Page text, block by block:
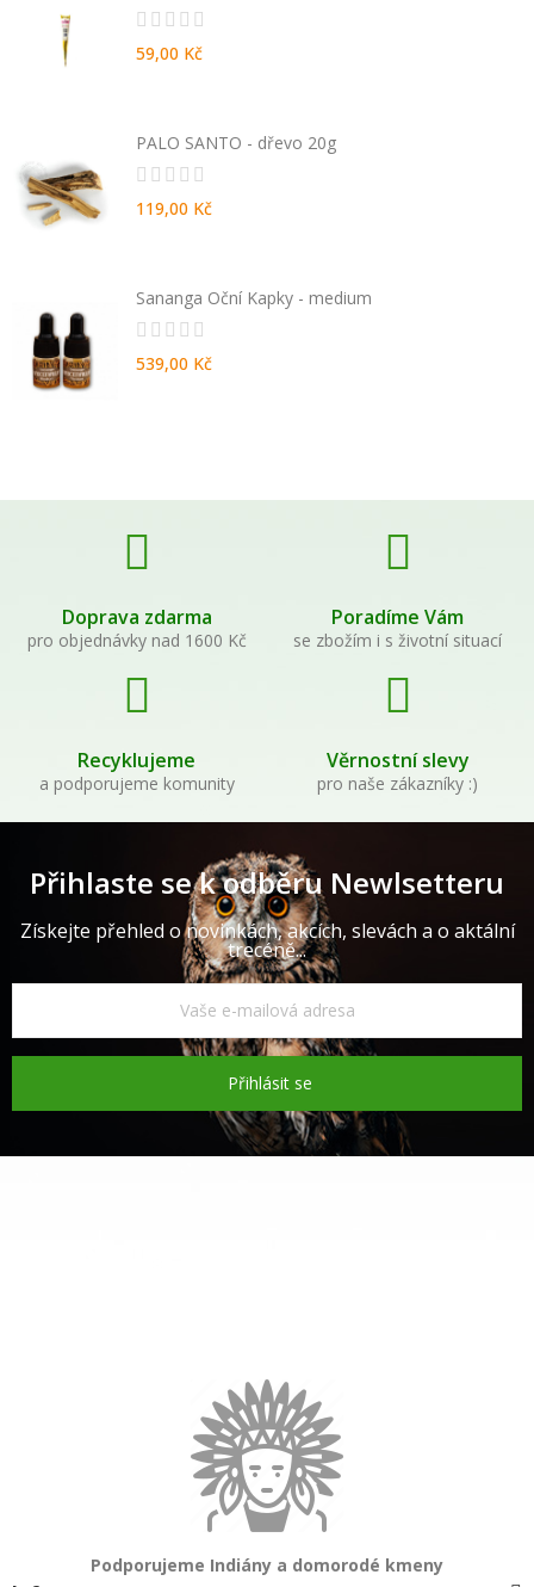
59,00 Kč
PALO SANTO - dřevo 20g
119,00 Kč
Sananga Oční Kapky - medium
539,00 Kč
Doprava zdarma
pro objednávky nad 1600 Kč
Poradíme Vám
se zbožím i s životní situací
Recyklujeme
a podporujeme komunity
Věrnostní slevy
pro naše zákazníky :)
Přihlaste se k odběru Newlsetteru
Získejte přehled o novinkách, akcích, slevách a o aktální
trecéně...
Přihlásit se
Podporujeme Indiány a domorodé kmeny